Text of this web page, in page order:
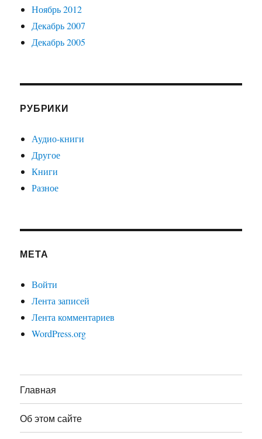
Ноябрь 2012
Декабрь 2007
Декабрь 2005
РУБРИКИ
Аудио-книги
Другое
Книги
Разное
МЕТА
Войти
Лента записей
Лента комментариев
WordPress.org
Главная
Об этом сайте